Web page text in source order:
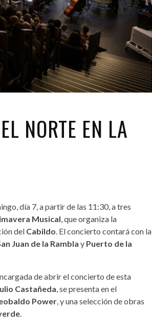
NORTE EN LA
día 7, a partir de las 11:30, a tres
Musical , que organiza la
del Cabildo . El concierto contará con la
Juan de la Rambla y Puerto de la
de abrir el concierto de esta
Castañeda , se presenta en el
Power , y una selección de obras